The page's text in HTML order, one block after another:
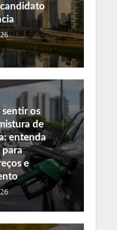
sentir os
de
entenda
para
e